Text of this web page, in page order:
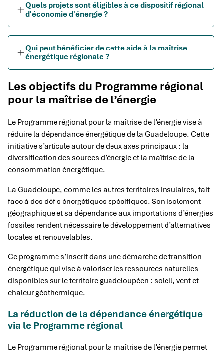
Quels projets sont éligibles à ce dispositif régional
d'économie d'énergie ?
Qui peut bénéficier de cette aide à la maîtrise
énergétique régionale ?
Les objectifs du Programme régional
pour la maîtrise de l’énergie
Le Programme régional pour la maîtrise de l’énergie vise à
réduire la dépendance énergétique de la Guadeloupe. Cette
initiative s’articule autour de deux axes principaux : la
diversification des sources d’énergie et la maîtrise de la
consommation énergétique.
La Guadeloupe, comme les autres territoires insulaires, fait
face à des défis énergétiques spécifiques. Son isolement
géographique et sa dépendance aux importations d’énergies
fossiles rendent nécessaire le développement d’alternatives
locales et renouvelables.
Ce programme s’inscrit dans une démarche de transition
énergétique qui vise à valoriser les ressources naturelles
disponibles sur le territoire guadeloupéen : soleil, vent et
chaleur géothermique.
La réduction de la dépendance énergétique
via le Programme régional
Le Programme régional pour la maîtrise de l’énergie permet